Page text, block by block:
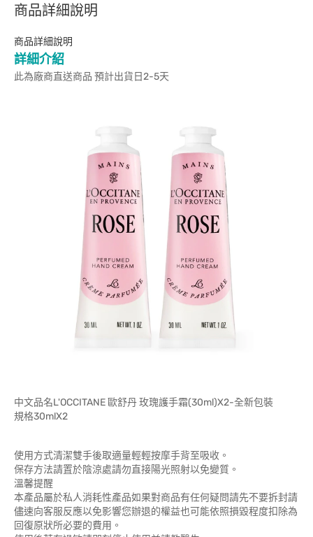
商品詳細說明
商品詳細說明
詳細介紹
此為廠商直送商品 預計出貨日2-5天
中文品名L'OCCITANE 歐舒丹 玫瑰護手霜(30ml)X2-全新包裝
規格30mlX2
使用方式清潔雙手後取適量輕輕按摩手背至吸收。
保存方法請置於陰涼處請勿直接陽光照射以免變質。
溫馨提醒
本產品屬於私人消耗性產品如果對商品有任何疑問請先不要拆封請
儘速向客服反應以免影響您辦退的權益也可能依照損毀程度扣除為
回復原狀所必要的費用。